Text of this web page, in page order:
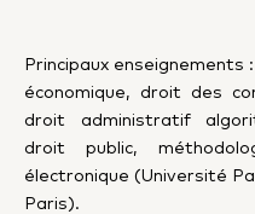
Principaux enseignements
économique, droit des
droit administratif
droit public,
électronique (Université
Paris).